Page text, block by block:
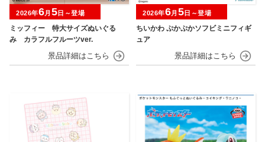
ミッフィー 特大サイズぬいぐる
み カラフルフルーツver.
2026年6月 5日～登場
ちいかわ ぷかぷかソフビミニフィギ
ュア
2026年6月 5日～登場